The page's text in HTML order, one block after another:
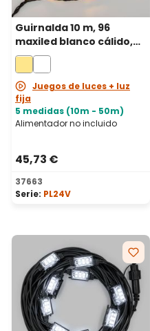
Guirnalda 10 m, 96
maxiled blanco cálido,
cable negro,
prolongable
Juegos de luces + luz
fija
5 medidas (10m - 50m)
Alimentador no incluido
45,73 €
37663
Serie: PL24V